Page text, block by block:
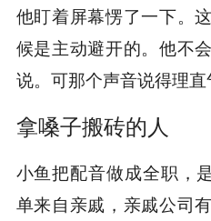
他盯着屏幕愣了一下。
候是主动避开的。他不
说。可那个声音说得理直
拿嗓子搬砖的人
小鱼把配音做成全职，
单来自亲戚，亲戚公司